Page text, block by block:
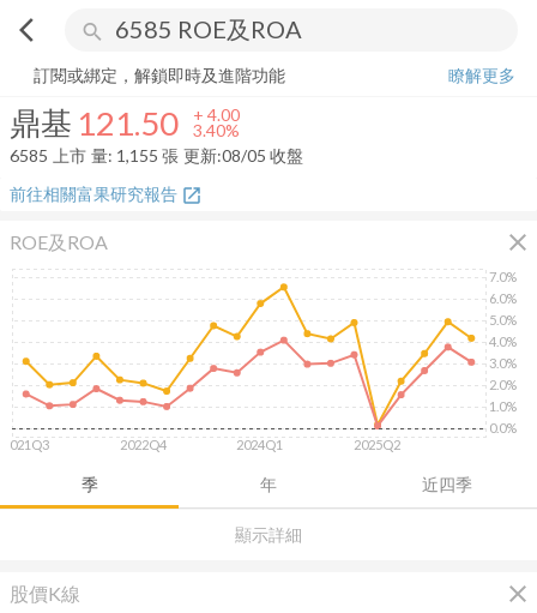
arrow_back_ios search
鼎基 121.50 +3.40%
訂閱或綁定，解鎖即時及進階功能
瞭解更多
鼎基 121.50 + 4.00
3.40%
6585
上市 量: 1,155 張 更新:08/05 收盤
前往相關富果研究報告 open_in_new
ROE及ROA close
顯示詳細
季 年 近四季
2021Q3 2022Q4 2024Q1 2025Q2
0.0%
1.0%
2.0%
3.0%
4.0%
5.0%
6.0%
7.0%
股價K線 close